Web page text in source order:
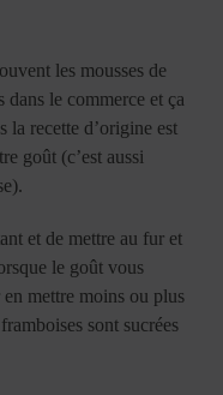
les mousses de
dans le commerce et ça
la recette d’origine est
goût (c’est aussi
et de mettre au fur et
le goût vous
mettre moins ou plus
sont sucrées